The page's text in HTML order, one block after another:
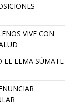
VIVE CON
EL LEMA SÚMATE